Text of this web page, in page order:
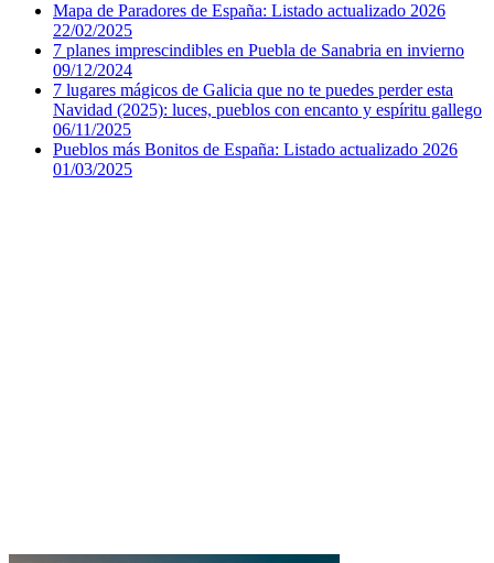
Mapa de Paradores de España: Listado actualizado 2026
22/02/2025
7 planes imprescindibles en Puebla de Sanabria en invierno
09/12/2024
7 lugares mágicos de Galicia que no te puedes perder esta
Navidad (2025): luces, pueblos con encanto y espíritu gallego
06/11/2025
Pueblos más Bonitos de España: Listado actualizado 2026
01/03/2025